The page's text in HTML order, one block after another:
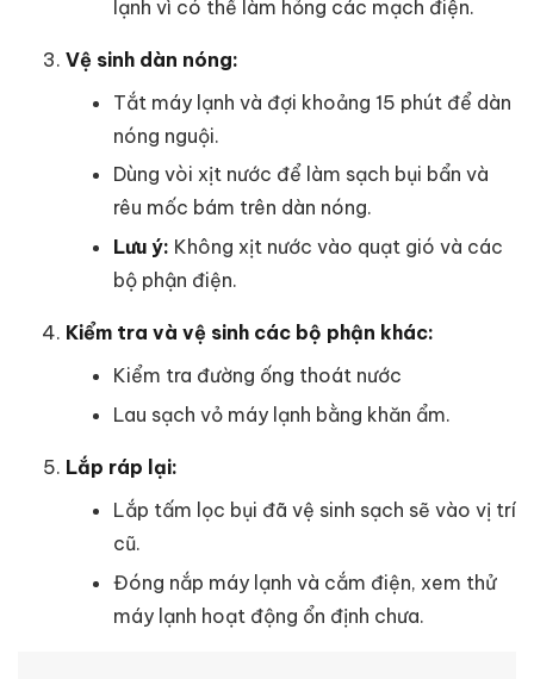
lạnh vì có thể làm hỏng các mạch điện.
Vệ sinh dàn nóng:
Tắt máy lạnh và đợi khoảng 15 phút để dàn
nóng nguội.
Dùng vòi xịt nước để làm sạch bụi bẩn và
rêu mốc bám trên dàn nóng.
Lưu ý: Không xịt nước vào quạt gió và các
bộ phận điện.
Kiểm tra và vệ sinh các bộ phận khác:
Kiểm tra đường ống thoát nước
Lau sạch vỏ máy lạnh bằng khăn ẩm.
Lắp ráp lại:
Lắp tấm lọc bụi đã vệ sinh sạch sẽ vào vị trí
cũ.
Đóng nắp máy lạnh và cắm điện, xem thử
máy lạnh hoạt động ổn định chưa.